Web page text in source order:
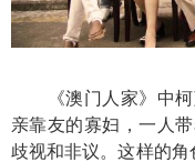
《澳门人家》中柯
亲靠友的寡妇，一人
歧视和非议。这样的角